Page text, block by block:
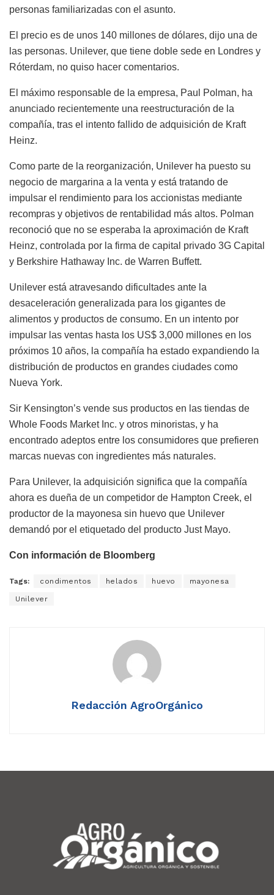
personas familiarizadas con el asunto.
El precio es de unos 140 millones de dólares, dijo una de
las personas. Unilever, que tiene doble sede en Londres y
Róterdam, no quiso hacer comentarios.
El máximo responsable de la empresa, Paul Polman, ha
anunciado recientemente una reestructuración de la
compañía, tras el intento fallido de adquisición de Kraft
Heinz.
Como parte de la reorganización, Unilever ha puesto su
negocio de margarina a la venta y está tratando de
impulsar el rendimiento para los accionistas mediante
recompras y objetivos de rentabilidad más altos. Polman
reconoció que no se esperaba la aproximación de Kraft
Heinz, controlada por la firma de capital privado 3G Capital
y Berkshire Hathaway Inc. de Warren Buffett.
Unilever está atravesando dificultades ante la
desaceleración generalizada para los gigantes de
alimentos y productos de consumo. En un intento por
impulsar las ventas hasta los US$ 3,000 millones en los
próximos 10 años, la compañía ha estado expandiendo la
distribución de productos en grandes ciudades como
Nueva York.
Sir Kensington’s vende sus productos en las tiendas de
Whole Foods Market Inc. y otros minoristas, y ha
encontrado adeptos entre los consumidores que prefieren
marcas nuevas con ingredientes más naturales.
Para Unilever, la adquisición significa que la compañía
ahora es dueña de un competidor de Hampton Creek, el
productor de la mayonesa sin huevo que Unilever
demandó por el etiquetado del producto Just Mayo.
Con información de Bloomberg
Tags: condimentos helados huevo mayonesa
Unilever
Redacción AgroOrgánico